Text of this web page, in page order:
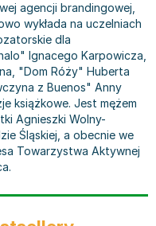
do 2 lat
do 2 lat
agencji brandingowej,
wykłada na uczelniach
dla
Ignacego Karpowicza,
"Dom Róży" Huberta
z Buenos" Anny
książkowe. Jest mężem
Agnieszki Wolny-
Śląskiej, a obecnie we
Towarzystwa Aktywnej